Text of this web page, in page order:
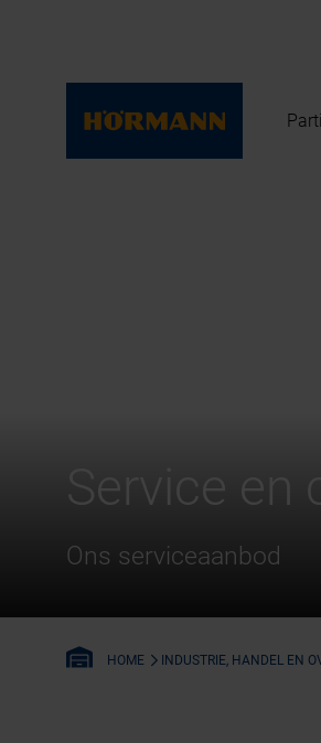
Service en
Ons serviceaanbod
HOME INDUSTRIE, HANDEL EN